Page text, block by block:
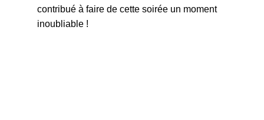
contribué à faire de cette soirée un moment
inoubliable !